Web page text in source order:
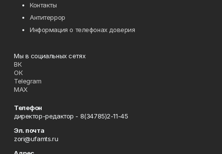
Контакты
Антитеррор
Информация о телефонах доверия
Мы в социальных сетях
ВК
ОК
Telegram
MAX
Телефон
директор-редактор - 8(34785)2-11-45
Эл. почта
zori@ufamts.ru